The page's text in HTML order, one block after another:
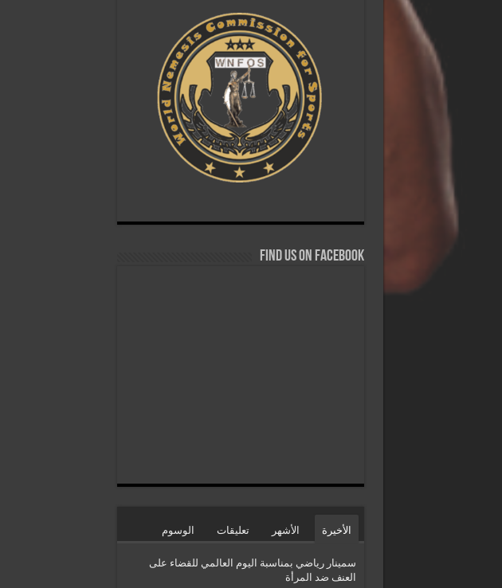
Find us on Facebook
الأخيرة الأشهر تعليقات الوسوم
سمينار رياضي بمناسبة اليوم العالمي للقضاء على
العنف ضد المرأة